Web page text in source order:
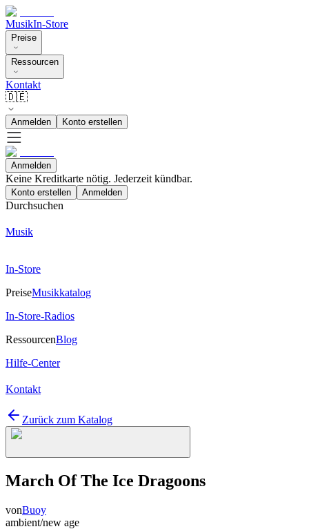
MusikIn-Store
Preise
Ressourcen
Kontakt
🇩🇪
Anmelden Konto erstellen
Anmelden
Keine Kreditkarte nötig. Jederzeit kündbar.
Konto erstellen Anmelden
Durchsuchen
Musik
In-Store
PreiseMusikkatalog
In-Store-Radios
RessourcenBlog
Hilfe-Center
Kontakt
Zurück zum Katalog
March Of The Ice Dragoons
vonBuoy
ambient/new age